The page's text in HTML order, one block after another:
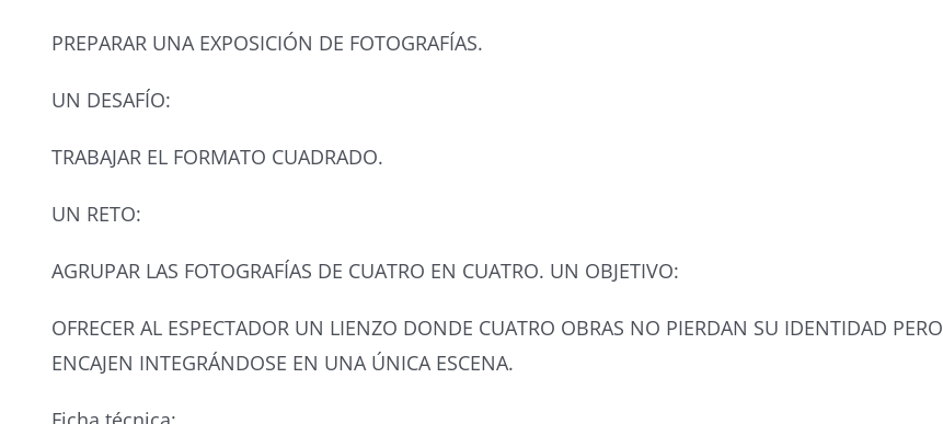
PREPARAR UNA EXPOSICIÓN DE FOTOGRAFÍAS.
UN DESAFÍO:
TRABAJAR EL FORMATO CUADRADO.
UN RETO:
AGRUPAR LAS FOTOGRAFÍAS DE CUATRO EN CUATRO. UN OBJETIVO:
OFRECER AL ESPECTADOR UN LIENZO DONDE CUATRO OBRAS NO PIERDAN SU IDENTIDAD PERO
ENCAJEN INTEGRÁNDOSE EN UNA ÚNICA ESCENA.